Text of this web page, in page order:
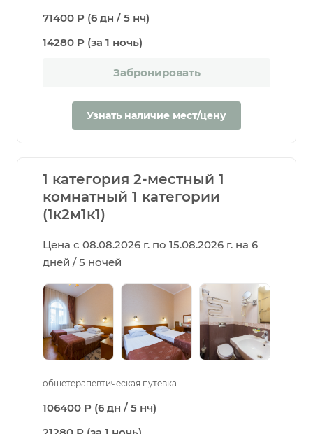
71400 Р (6 дн / 5 нч)
14280 Р (за 1 ночь)
Забронировать
Узнать наличие мест/цену
1 категория 2-местный 1
комнатный 1 категории
(1к2м1к1)
Цена с 08.08.2026 г. по 15.08.2026 г. на 6
дней / 5 ночей
общетерапевтическая путевка
106400 Р (6 дн / 5 нч)